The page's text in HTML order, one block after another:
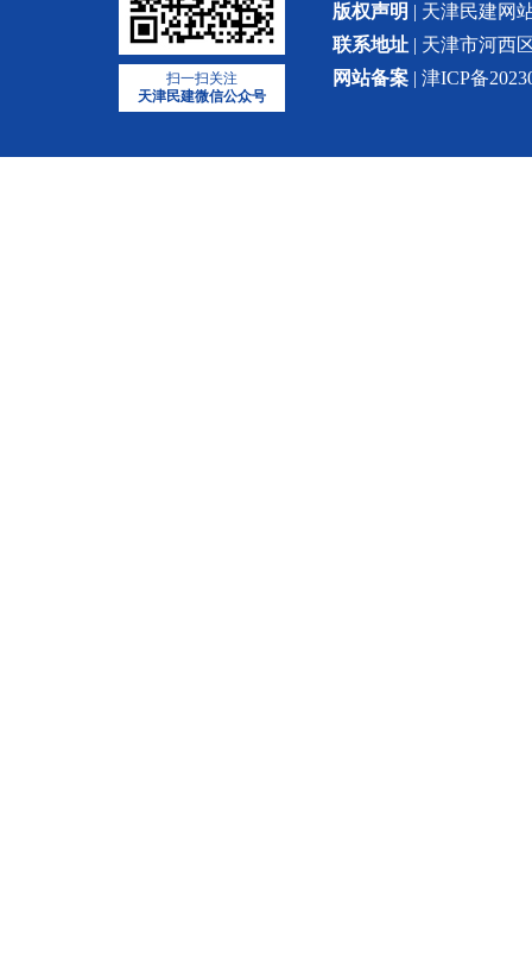
扫一扫关注
天津民建微信公众号
版权声明 | 天津民建网
联系地址 | 天津市河西
网站备案 | 津ICP备